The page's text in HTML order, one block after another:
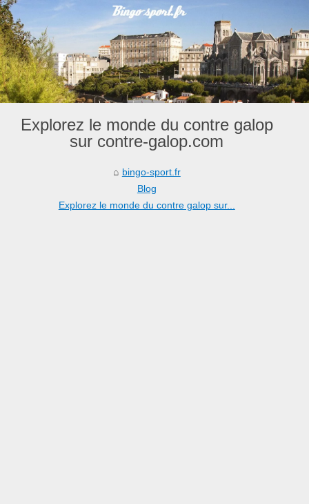
Explorez le monde du contre galop
sur contre-galop.com
bingo-sport.fr
Blog
Explorez le monde du contre galop sur...